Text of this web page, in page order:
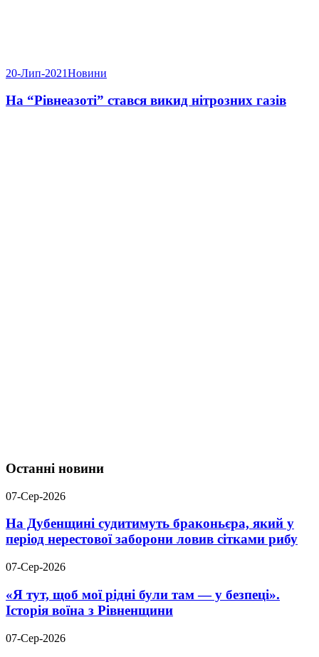
20-Лип-2021Новини
На “Рівнеазоті” стався викид нітрозних газів
Останні новини
07-Сер-2026
На Дубенщині судитимуть браконьєра, який у
період нерестової заборони ловив сітками рибу
07-Сер-2026
«Я тут, щоб мої рідні були там — у безпеці».
Історія воїна з Рівненщини
07-Сер-2026